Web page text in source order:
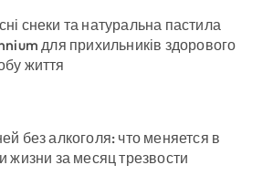
снеки та натуральна пастила
для прихильників здорового
життя
без алкоголя: что меняется в
жизни за месяц трезвости